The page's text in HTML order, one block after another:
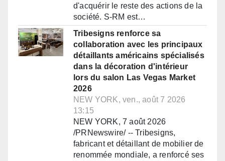
d'acquérir le reste des actions de la
société. S-RM est…
Tribesigns renforce sa
collaboration avec les principaux
détaillants américains spécialisés
dans la décoration d'intérieur
lors du salon Las Vegas Market
2026
NEW YORK, ven., août 7 2026
13:15
NEW YORK, 7 août 2026
/PRNewswire/ -- Tribesigns,
fabricant et détaillant de mobilier de
renommée mondiale, a renforcé ses